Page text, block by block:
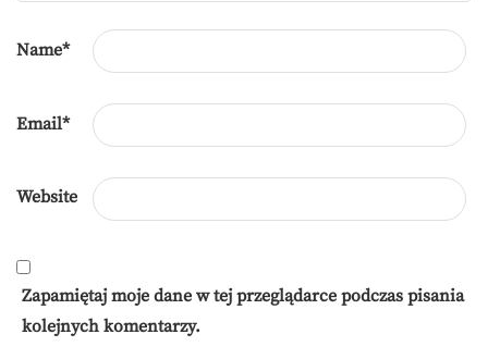
Name*
Email*
Website
Zapamiętaj moje dane w tej przeglądarce podczas pisania
kolejnych komentarzy.